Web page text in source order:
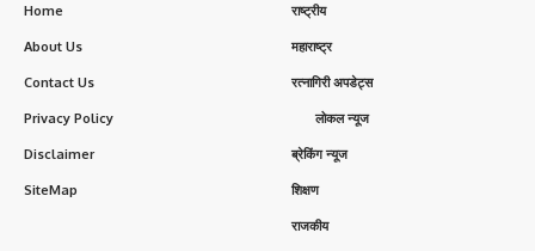
Home
About Us
Contact Us
Privacy Policy
Disclaimer
SiteMap
राष्ट्रीय
महाराष्ट्र
रत्नागिरी अपडेट्स
लोकल न्यूज
ब्रेकिंग न्यूज
शिक्षण
राजकीय